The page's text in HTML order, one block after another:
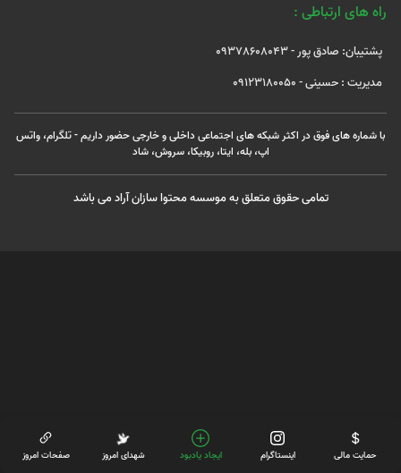
راه های ارتباطی :
پشتیبان: صادق پور - 09378608043
مدیریت : حسینی - 09123180050
با شماره های فوق در اکثر شبکه های اجتماعی داخلی و خارجی حضور داریم - تلگرام، واتس
اپ، بله، ایتا، روبیکا، سروش، شاد
تمامی حقوق متعلق به موسسه محتوا سازان آراد می باشد
حمایت مالی اینستاگرام ایجاد یادبود شهدای امروز صفحات امروز